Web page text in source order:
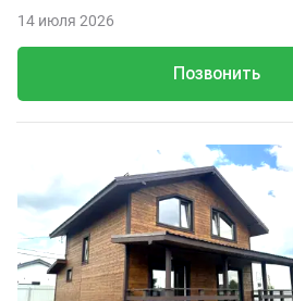
Позвонить
14 июля 2026